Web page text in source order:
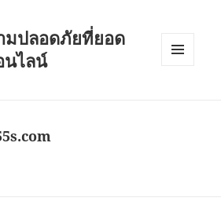
มปลอดภัยที่ยอด
นไลน์